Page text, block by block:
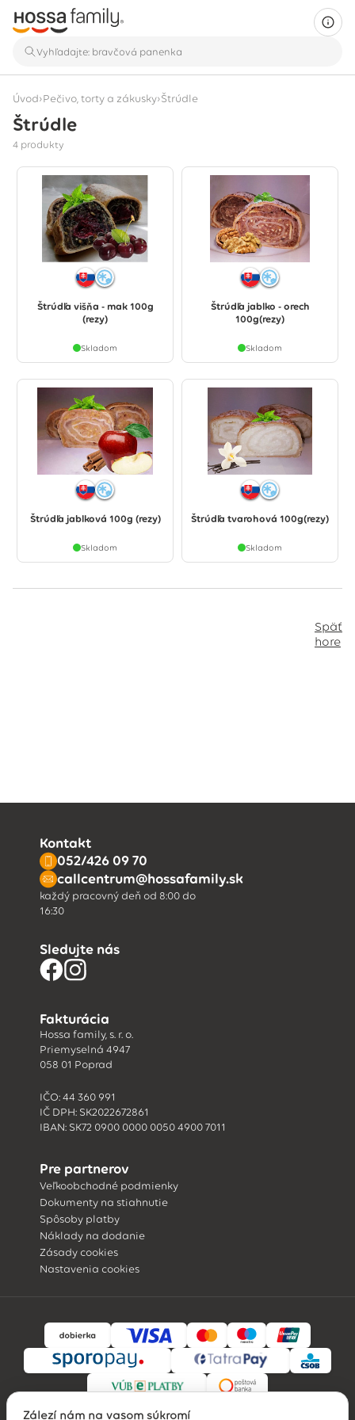
Úvod›Pečivo, torty a zákusky›Štrúdle
Štrúdle
4 produkty
Štrúdľa višňa - mak 100g
(rezy)
Skladom
Štrúdľa jablko - orech
100g(rezy)
Skladom
Štrúdľa jablková 100g (rezy)
Skladom
Štrúdľa tvarohová 100g(rezy)
Skladom
Späť
hore
Kontakt
052/426 09 70
callcentrum@hossafamily.sk
každý pracovný deň od 8:00 do
16:30
Sledujte nás
Fakturácia
Hossa family, s. r. o.
Priemyselná 4947
058 01 Poprad
IČO: 44 360 991
IČ DPH: SK2022672861
IBAN: SK72 0900 0000 0050 4900 7011
Pre partnerov
Veľkoobchodné podmienky
Dokumenty na stiahnutie
Spôsoby platby
Náklady na dodanie
Zásady cookies
Nastavenia cookies
Záleží nám na vašom súkromí